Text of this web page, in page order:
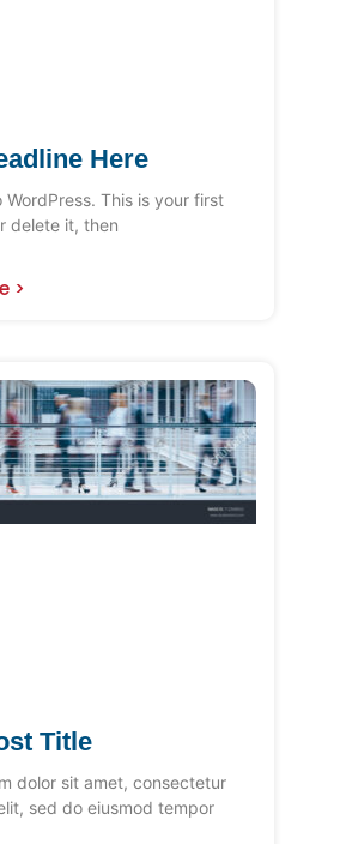
Here
WordPress. This is your first
delete it, then
>
Title
dolor sit amet, consectetur
sed do eiusmod tempor